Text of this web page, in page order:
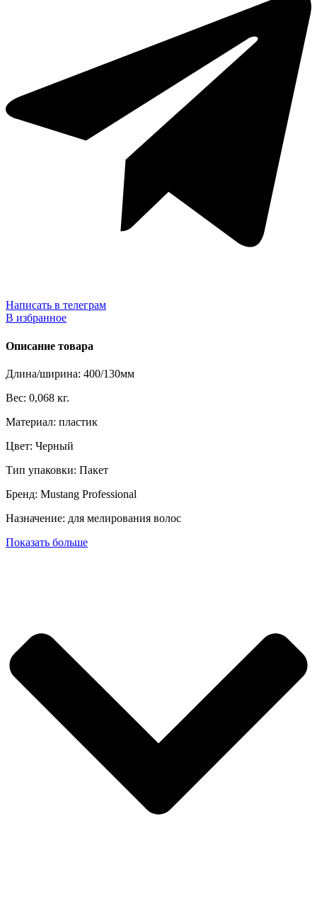
Написать в телеграм
В избранное
Описание товара
Длина/ширина: 400/130мм
Вес: 0,068 кг.
Материал: пластик
Цвет: Черный
Тип упаковки: Пакет
Бренд: Mustang Professional
Назначение: для мелирования волос
Показать больше